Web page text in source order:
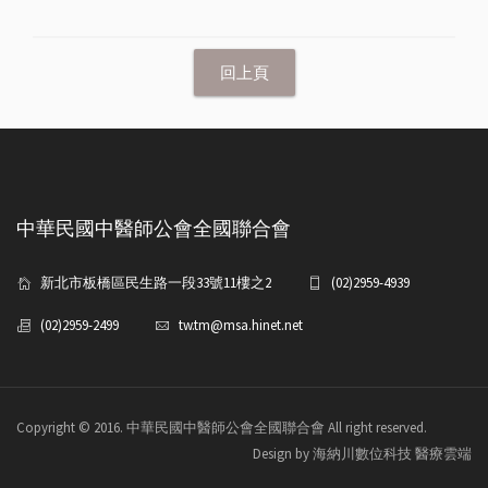
中華民國中醫師公會全國聯合會
新北市板橋區民生路一段33號11樓之2 (02)2959-4939
(02)2959-2499 tw.tm@msa.hinet.net
Copyright © 2016. 中華民國中醫師公會全國聯合會 All right reserved.
Design by 海納川數位科技 醫療雲端